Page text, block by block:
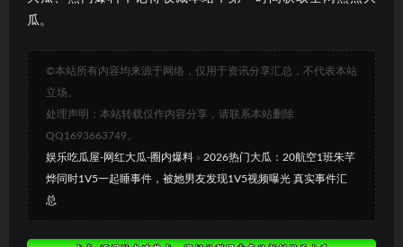
瓜。
©本站所有内容均来源于网络，仅用于资讯分享汇总，不代表本站
立场。
处理声明：本站转载仅作内容分享，请联系本站删除
QQ1693663749。
娱乐吃瓜屋-网红大瓜-圈内爆料 » 2026热门大瓜：20航空1班朱芊
烨同时1V5一起睡事件，被她男友发现1V5视频曝光 真实事件汇
总